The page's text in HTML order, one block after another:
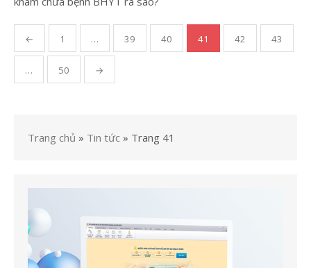
Điều
hướng
bài
← 1 … 39 40 41 42 43
… 50 →
Trang chủ » Tin tức » Trang 41